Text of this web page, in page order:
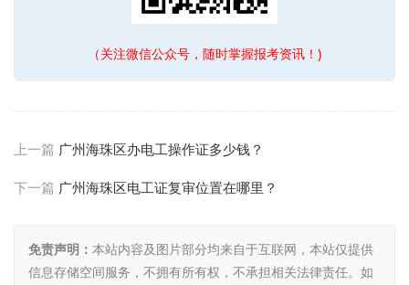
（关注微信公众号，随时掌握报考资讯！)
上一篇 广州海珠区办电工操作证多少钱？
下一篇 广州海珠区电工证复审位置在哪里？
免责声明： 本站内容及图片部分均来自于互联网，本站仅提供
信息存储空间服务，不拥有所有权，不承担相关法律责任。如